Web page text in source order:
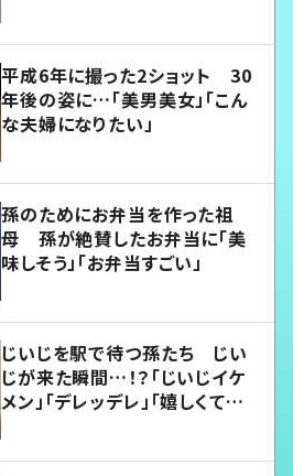
平成6年に撮った2ショット 30
年後の姿に…「美男美女」「こん
な夫婦になりたい」
孫のためにお弁当を作った祖
母 孫が絶賛したお弁当に「美
味しそう」「お弁当すごい」
じいじを駅で待つ孫たち じい
じが来た瞬間…！？「じいじイケ
メン」「デレッデレ」「嬉しくて可